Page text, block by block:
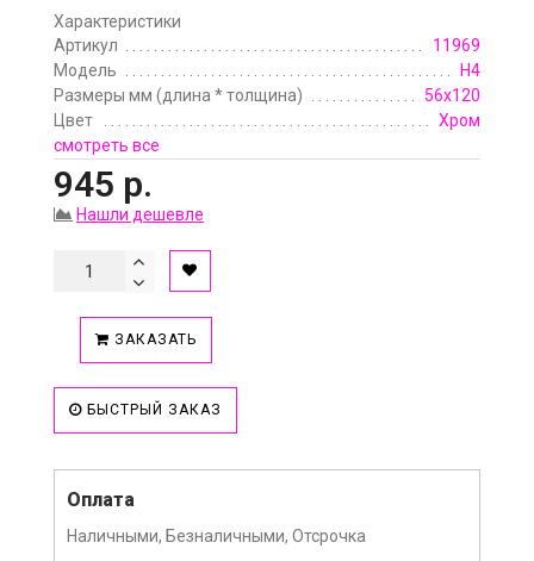
Характеристики
Артикул
11969
Модель
H4
Размеры мм (длина * толщина)
56х120
Цвет
Хром
смотреть все
945 р.
Нашли дешевле
ЗАКАЗАТЬ
БЫСТРЫЙ ЗАКАЗ
Оплата
Наличными, Безналичными, Отсрочка